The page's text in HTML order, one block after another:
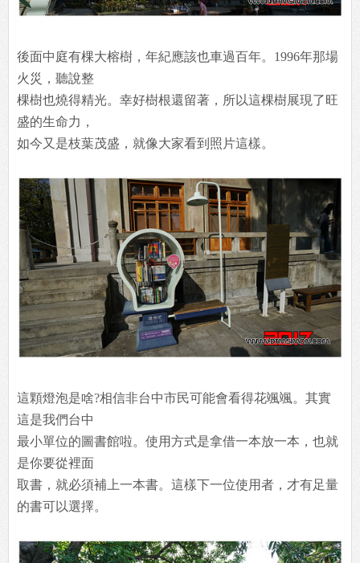
後面中庭有棵大榕樹，年紀應該也車過百年。1996年那場
火災，聽說整
棵樹也燒得精光。幸好樹根還留著，所以這棵樹展現了旺
盛的生命力，
如今又是枝葉茂盛，就像大家看到照片這樣。
這顆燈泡是啥?相信非台中市民可能會看得花颯颯。其實
這是我們台中
最小單位的圖書館啦。使用方式是拿借一本放一本，也就
是你要從裡面
取書，就必須補上一本書。這樣下一位使用者，才有足量
的書可以選擇。